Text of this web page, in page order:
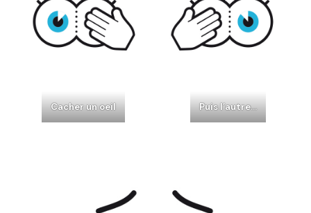
Cacher un oeil Puis l’autre…